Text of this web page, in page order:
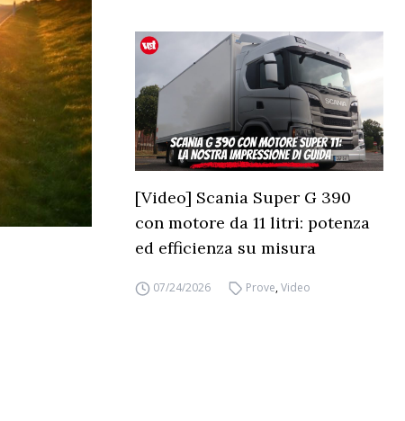
[Video] Scania Super G 390
con motore da 11 litri: potenza
ed efficienza su misura
07/24/2026 Prove,Video